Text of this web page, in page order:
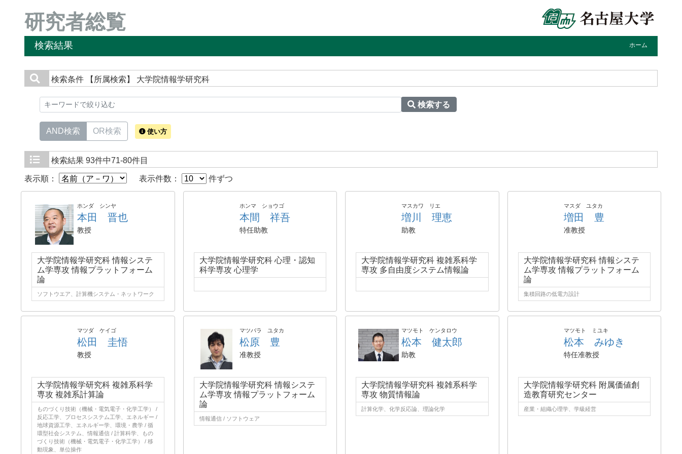
研究者総覧
検索結果 ホーム
検索条件 【所属検索】 大学院情報学研究科
検索する
AND検索 OR検索 使い方
検索結果 93件中71-80件目
表示順： 表示件数： 件ずつ
ホンダ シンヤ
本田 晋也
教授
大学院情報学研究科 情報システ
ム学専攻 情報プラットフォーム
論
ソフトウエア、計算機システム・ネットワーク
ホンマ ショウゴ
本間 祥吾
特任助教
大学院情報学研究科 心理・認知
科学専攻 心理学
マスカワ リエ
増川 理恵
助教
大学院情報学研究科 複雑系科学
専攻 多自由度システム情報論
マスダ ユタカ
増田 豊
准教授
大学院情報学研究科 情報システ
ム学専攻 情報プラットフォーム
論
集積回路の低電力設計
マツダ ケイゴ
松田 圭悟
教授
大学院情報学研究科 複雑系科学
専攻 複雑系計算論
ものづくり技術（機械・電気電子・化学工学） /
反応工学、プロセスシステム工学、エネルギー /
地球資源工学、エネルギー学、環境・農学 / 循
環型社会システム、情報通信 / 計算科学、もの
づくり技術（機械・電気電子・化学工学） / 移
動現象、単位操作
マツバラ ユタカ
松原 豊
准教授
大学院情報学研究科 情報システ
ム学専攻 情報プラットフォーム
論
情報通信 / ソフトウェア
マツモト ケンタロウ
松本 健太郎
助教
大学院情報学研究科 複雑系科学
専攻 物質情報論
計算化学、化学反応論、理論化学
マツモト ミユキ
松本 みゆき
特任准教授
大学院情報学研究科 附属価値創
造教育研究センター
産業・組織心理学、学級経営